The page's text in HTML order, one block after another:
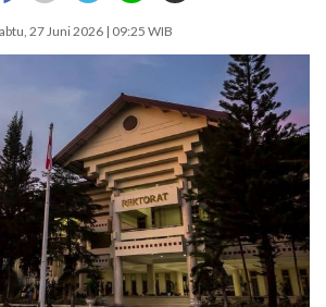
27 Juni 2026 | 09:25 WIB